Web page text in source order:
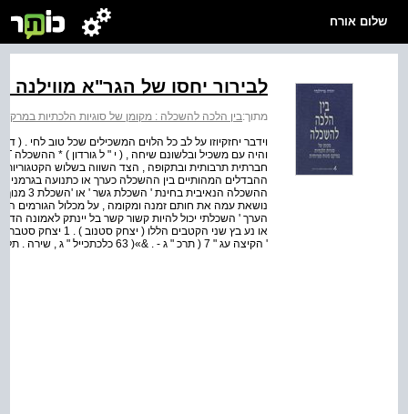
שלום אורח
לבירור יחסו של הגר"א
מתוך:בין הלכה להשכלה : מקומן של סוגיות הלכתיות במרקם
וידבר יחזקיוזו על לב כל הלוים המשכילים שכל טוב לחי . (
חברתית תרבותית ובתקופה , הצד השווה בשלוש
ההבדלים המהותיים בין ההשכלה כערך או כתנועה
ההשכלה
נושאת עמה את חותם זמנה ומקומה , על מכלול הגורמים
הערך ' השכלתי יכול להיות קשור קשר בל יינתק לאמונה
' הקיצה עג " 7 ( תרכ " ג - . &»( 63 כלכתכייל " ג , שירה . תל א ביב תש ט '' ז . עמי יו , 3 ר...